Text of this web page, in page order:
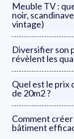
Meuble TV :
noir,
vintage)
Diversifier son
révèlent les
Quel est le prix
de 20m2 ?
Comment
bâtiment